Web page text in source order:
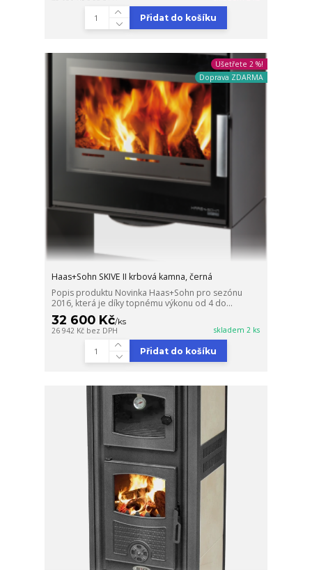
Přidat do košíku
Ušetřete 2 %!
Doprava ZDARMA
Haas+Sohn SKIVE II krbová kamna, černá
Popis produktu Novinka Haas+Sohn pro sezónu
2016, která je díky topnému výkonu od 4 do...
32 600 Kč/ks
26 942 Kč bez DPH skladem 2 ks
Přidat do košíku